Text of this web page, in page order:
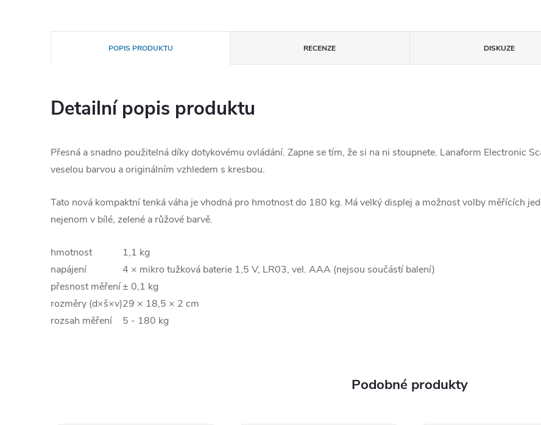
POPIS PRODUKTU RECENZE DISKUZE
Detailní popis produktu
Přesná a snadno použitelná díky dotykovému ovládání. Zapne se tím, že si na ni stoupnete. Lanaform Electronic
veselou barvou a originálním vzhledem s kresbou.
Tato nová kompaktní tenká váha je vhodná pro hmotnost do 180 kg. Má velký displej a možnost volby měřících
nejenom v bílé, zelené a růžové barvě.
hmotnost
1,1 kg
napájení
4 × mikro tužková baterie 1,5 V, LR03, vel. AAA (nejsou součástí balení)
přesnost měření± 0,1 kg
rozměry (d×š×v)29 × 18,5 × 2 cm
rozsah měření
5 - 180 kg